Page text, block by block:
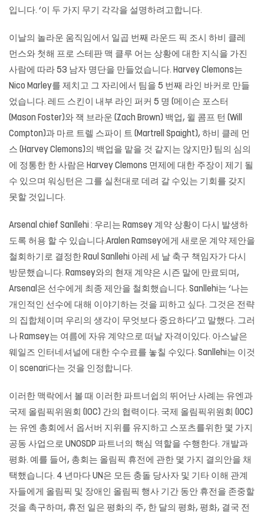
입니다. ‘이 두 가지 무기 각각을 설명하려고합니다.
이날의 놀라운 움직임에서 일곱 번째 라운드 픽 조시 하비 클레
먼스와 첫해 프로 스테판 맥 클루 어는 상황에 대한 지식을 가진
사람에 따라 53 남자 명단을 만들었습니다. Harvey Clemons는
Nico Marley를 제치고 그 자리에서 팀을 5 번째 라인 바커로 만들
었습니다. 레드 스킨이 내부 라인 퍼커 5 명 (메이슨 포스터
(Mason Foster)와 잭 브라운 (Zach Brown) 백업, 윌 콤프 턴 (Will
Compton)과 마르 트렐 스파이 트 (Martrell Spaight), 하비 클레 먼
스 (Harvey Clemons)의 백업을 맡을 것 같지는 않지만) 팀의 심의
에 정통한 한 사람은 Harvey Clemons 면제에 대한 주장이 제기 될
수 있으며 워싱턴은 그를 실천대로 데려 갈 수있는 기회를 갖지
못할 것입니다.
Arsenal chief Sanllehi : 우리는 Ramsey 계약 상황이 다시 발생하
도록 허용 할 수 있습니다.Aralen Ramsey에게 새로운 계약 제안을
철회하기로 결정한 Raul Sanllehi 아레 세 날 축구 책임자가 다시
방문했습니다. Ramsey와의 현재 계약은 시즌 말에 만료되며,
Arsenal은 선수에게 최종 제안을 철회했습니다. Sanllehi는 ‘나는
개인적인 선수에 대해 이야기하는 것을 피하고 싶다. 그것은 전략
의 집합체이며 우리의 생각이 무엇보다 중요하다’고 말했다. 그러
나 Ramsey는 여름에 자유 계약으로 떠날 자격이있다. 아스날은
웨일즈 인터네셔널에 대한 수수료를 놓칠 수있다. Sanllehi는 이것
이 scenari다는 것을 인정합니다.
이러한 맥락에서 볼 때 이러한 파트너쉽의 뛰어난 사례는 유엔과
국제 올림픽위원회 (IOC) 간의 협력이다. 국제 올림픽위원회 (IOC)
는 유엔 총회에서 옵서버 지위를 유지하고 스포츠를위한 몇 가지
공동 사업으로 UNOSDP 파트너의 핵심 역할을 수행한다. 개발과
평화. 예를 들어, 총회는 올림픽 휴전에 관한 몇 가지 결의안을 채
택했습니다. 4 년마다 UN은 모든 충돌 당사자 및 기타 이해 관계
자들에게 올림픽 및 장애인 올림픽 행사 기간 동안 휴전을 존중할
것을 촉구하며, 휴전 일은 평화의 주, 한 달의 평화, 평화, 결국 전